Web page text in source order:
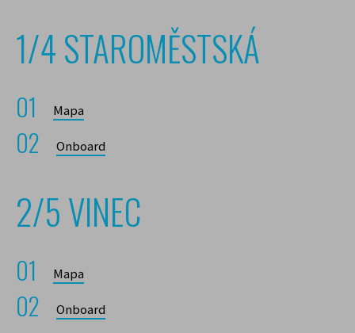
1/4 STAROMĚSTSKÁ
Mapa
Onboard
2/5 VINEC
Mapa
Onboard